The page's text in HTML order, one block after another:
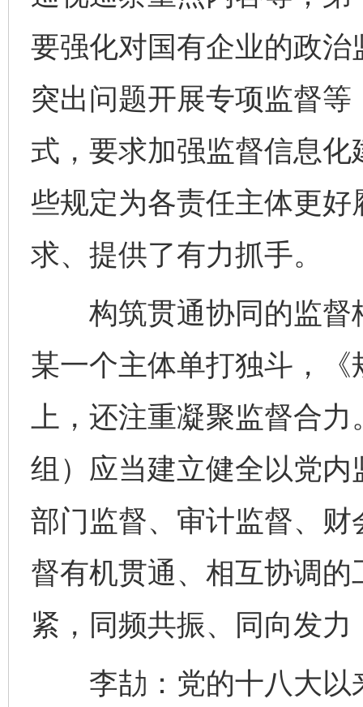
要强化对国有企业的政
突出问题开展专项监督
式，要求加强监督信息
些规定为各责任主体更
求、提供了有力抓手。
构筑贯通协同的监督
某一个主体单打独斗，
上，还注重凝聚监督合
组）应当建立健全以党
部门监督、审计监督、
督有机贯通、相互协调
紧，同频共振、同向发
李劼：党的十八大以